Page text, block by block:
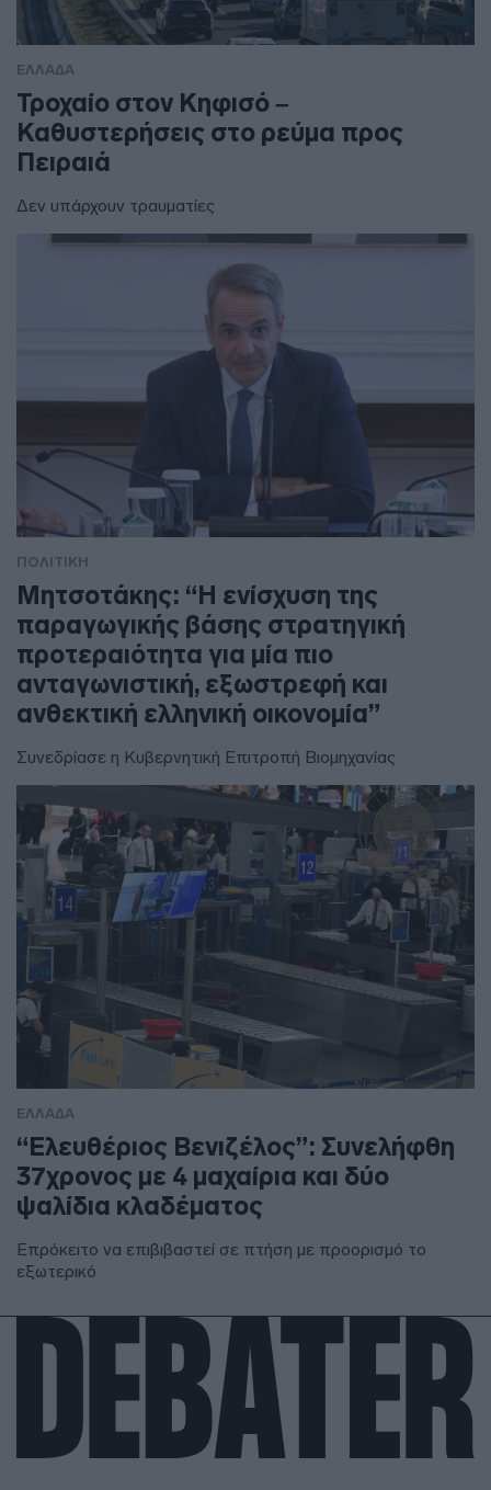
ΕΛΛΑΔΑ
Τροχαίο στον Κηφισό –
Καθυστερήσεις στο ρεύμα προς
Πειραιά
Δεν υπάρχουν τραυματίες
ΠΟΛΙΤΙΚΗ
Μητσοτάκης: “Η ενίσχυση της
παραγωγικής βάσης στρατηγική
προτεραιότητα για μία πιο
ανταγωνιστική, εξωστρεφή και
ανθεκτική ελληνική οικονομία”
Συνεδρίασε η Κυβερνητική Επιτροπή Βιομηχανίας
ΕΛΛΑΔΑ
“Ελευθέριος Βενιζέλος”: Συνελήφθη
37χρονος με 4 μαχαίρια και δύο
ψαλίδια κλαδέματος
Επρόκειτο να επιβιβαστεί σε πτήση με προορισμό το
εξωτερικό